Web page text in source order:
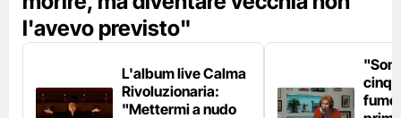
l'avevo previsto"
L'album live Calma
Rivoluzionaria:
"Mettermi a nudo
fumo